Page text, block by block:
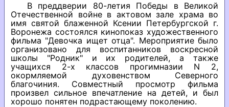
В преддверии 80-летия Победы в Великой
Отечественной войне в актовом зале храма во
имя святой блаженной Ксении Петербургской г.
Воронежа состоялся кинопоказ художественного
фильма "Девочка ищет отца". Мероприятие было
организовано для воспитанников воскресной
школы "Родник" и их родителей, а также
учащихся 2-х классов прогимназии N 2,
окормляемой духовенством Северного
благочиния. Совместный просмотр фильма
произвел сильное впечатление на детей, и был
хорошо понятен подрастающему поколению.